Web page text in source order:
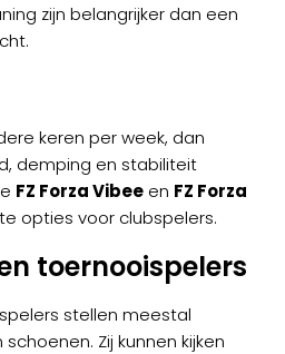
zijn belangrijker dan een
keren per week, dan
demping en stabiliteit
FZ Forza Vibee en FZ Forza
opties voor clubspelers.
toernooispelers
stellen meestal
Zij kunnen kijken